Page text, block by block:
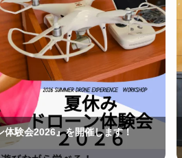
体験会2026』を開催します！